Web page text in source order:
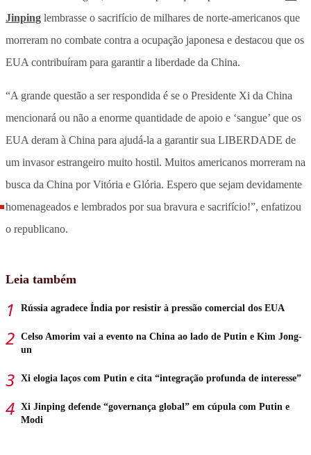
Jinping lembrasse o sacrifício de milhares de norte-americanos que
morreram no combate contra a ocupação japonesa e destacou que os
EUA contribuíram para garantir a liberdade da China.
“A grande questão a ser respondida é se o Presidente Xi da China
mencionará ou não a enorme quantidade de apoio e ‘sangue’ que os
EUA deram à China para ajudá-la a garantir sua LIBERDADE de
um invasor estrangeiro muito hostil. Muitos americanos morreram na
busca da China por Vitória e Glória. Espero que sejam devidamente
homenageados e lembrados por sua bravura e sacrifício!”, enfatizou
o republicano.
Leia também
Rússia agradece Índia por resistir à pressão comercial dos EUA
Celso Amorim vai a evento na China ao lado de Putin e Kim Jong-
un
Xi elogia laços com Putin e cita “integração profunda de interesse”
Xi Jinping defende “governança global” em cúpula com Putin e
Modi